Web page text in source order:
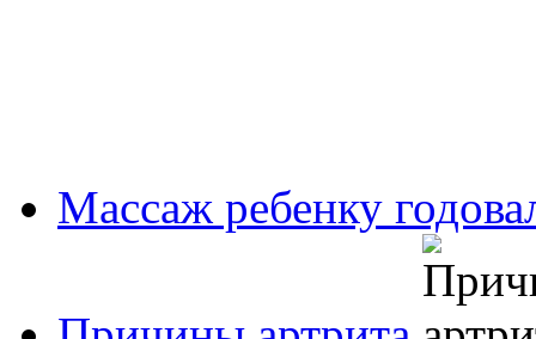
Массаж ребенку